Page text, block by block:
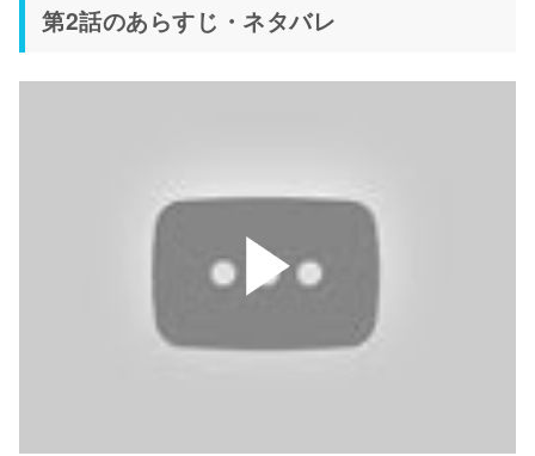
第2話のあらすじ・ネタバレ